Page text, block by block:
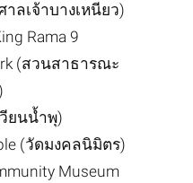
าลเจ้าบางเหนียว)
Rama 9
(สวนสาธารณะ
วียนน้ำพุ)
(วัดมงคลนิมิตร)
Museum